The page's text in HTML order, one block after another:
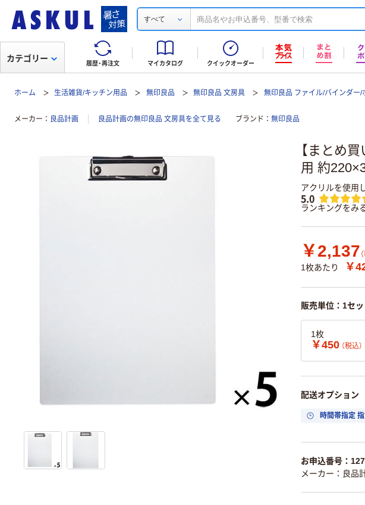
すべて
履歴・再注文 マイカタログ クイックオーダー
カテゴリー
ホーム 生活雑貨/キッチン用品 無印良品 無印良品 文房具 無印良品 ファイル/バインダー/
メーカー 良品計画 良品計画の無印良品 文房具を全て見る ブランド 無印良品
【まとめ
用 約
アクリルを使用
5.0
ランキングをみ
￥2,137
1枚あたり
￥
販売単位：1セッ
1枚
￥450 （税込）
配送オプション
時間帯指定
お申込番号：
メーカー：良品